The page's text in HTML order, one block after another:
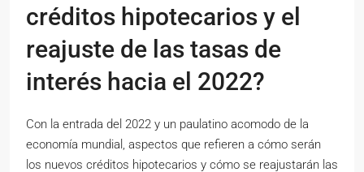
créditos hipotecarios y el
reajuste de las tasas de
interés hacia el 2022?
Con la entrada del 2022 y un paulatino acomodo de la
economía mundial, aspectos que refieren a cómo serán
los nuevos créditos hipotecarios y cómo se reajustarán las